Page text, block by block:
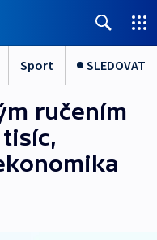
Sport SLEDOVAT
ručením